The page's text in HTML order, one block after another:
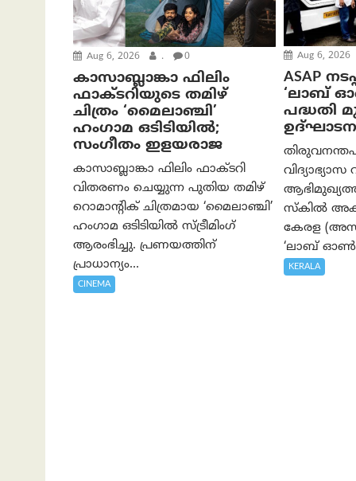
Aug 6, 2026 . 0
കാസാബ്ലാങ്കാ ഫിലിം
ഫാക്ടറിയുടെ തമിഴ്
ചിത്രം ‘മൈലാഞ്ചി’
ഹംഗാമ ഒടിടിയിൽ;
സംഗീതം ഇളയരാജ
കാസാബ്ലാങ്കാ ഫിലിം ഫാക്ടറി
വിതരണം ചെയ്യുന്ന പുതിയ തമിഴ്
റൊമാന്റിക് ചിത്രമായ ‘മൈലാഞ്ചി’
ഹംഗാമ ഒടിടിയിൽ സ്ട്രീമിംഗ്
ആരംഭിച്ചു. പ്രണയത്തിന്
പ്രാധാന്യം...
CINEMA
Aug 6, 2026
ASAP
‘ലാബ്
പദ്ധതി
വിദ്യാഭ്യാസ
സ്കിൽ
കേരള
‘ലാബ് ഓൺ
KERALA